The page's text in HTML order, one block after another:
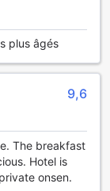
Que
novice
des
la possibilité
niveaux,
de la
pour
et des
plus âgés
9,6
The breakfast
Hotel is
onsen.